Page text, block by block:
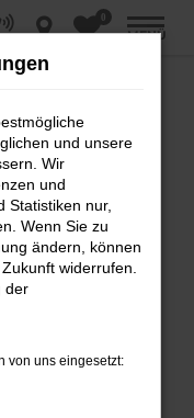
0
MENÜ
– IHR
FÜR
und unsere
Wir
und
Statistiken nur,
Wenn Sie zu
ändern, können
widerrufen.
der
von uns eingesetzt: